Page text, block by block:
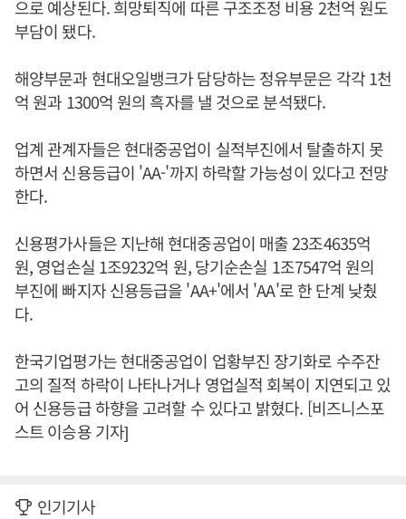
으로 예상된다. 희망퇴직에 따른 구조조정 비용 2천억 원도
부담이 됐다.
해양부문과 현대오일뱅크가 담당하는 정유부문은 각각 1천
억 원과 1300억 원의 흑자를 낼 것으로 분석됐다.
업계 관계자들은 현대중공업이 실적부진에서 탈출하지 못
하면서 신용등급이 'AA-'까지 하락할 가능성이 있다고 전망
한다.
신용평가사들은 지난해 현대중공업이 매출 23조4635억
원, 영업손실 1조9232억 원, 당기순손실 1조7547억 원의
부진에 빠지자 신용등급을 'AA+'에서 'AA'로 한 단계 낮췄
다.
한국기업평가는 현대중공업이 업황부진 장기화로 수주잔
고의 질적 하락이 나타나거나 영업실적 회복이 지연되고 있
어 신용등급 하향을 고려할 수 있다고 밝혔다. [비즈니스포
스트 이승용 기자]
인기기사